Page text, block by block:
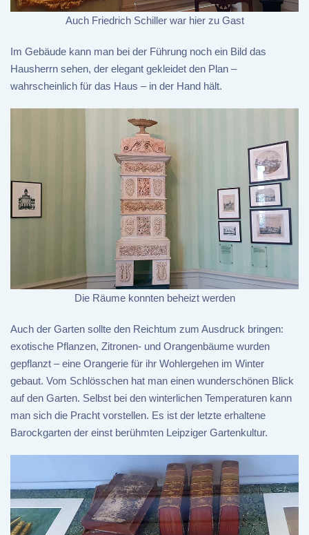
Auch Friedrich Schiller war hier zu Gast
Im Gebäude kann man bei der Führung noch ein Bild das
Hausherrn sehen, der elegant gekleidet den Plan –
wahrscheinlich für das Haus – in der Hand hält.
Die Räume konnten beheizt werden
Auch der Garten sollte den Reichtum zum Ausdruck bringen:
exotische Pflanzen, Zitronen- und Orangenbäume wurden
gepflanzt – eine Orangerie für ihr Wohlergehen im Winter
gebaut. Vom Schlösschen hat man einen wunderschönen Blick
auf den Garten. Selbst bei den winterlichen Temperaturen kann
man sich die Pracht vorstellen. Es ist der letzte erhaltene
Barockgarten der einst berühmten Leipziger Gartenkultur.